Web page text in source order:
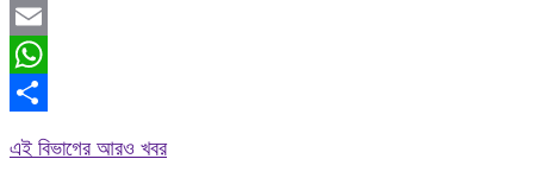
Twitter
Email
WhatsApp
এই বিভাগের আরও খবর